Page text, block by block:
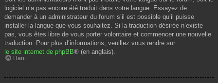
logiciel n’a pas encore été traduit dans votre langue. Essayez de
demander à un administrateur du forum s’il est possible qu’il puisse
installer la langue que vous souhaitez. Si la traduction désirée n’existe
pas, vous êtes libre de vous porter volontaire et commencer une nouvelle
traduction. Pour plus d’informations, veuillez vous rendre sur
le site internet de phpBB® (en anglais).
Haut